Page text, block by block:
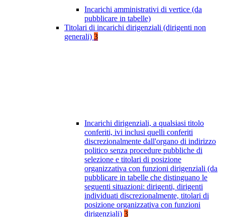
Incarichi amministrativi di vertice (da
pubblicare in tabelle)
Titolari di incarichi dirigenziali (dirigenti non
generali) 3
Incarichi dirigenziali, a qualsiasi titolo
conferiti, ivi inclusi quelli conferiti
discrezionalmente dall'organo di indirizzo
politico senza procedure pubbliche di
selezione e titolari di posizione
organizzativa con funzioni dirigenziali (da
pubblicare in tabelle che distinguano le
seguenti situazioni: dirigenti, dirigenti
individuati discrezionalmente, titolari di
posizione organizzativa con funzioni
dirigenziali) 3